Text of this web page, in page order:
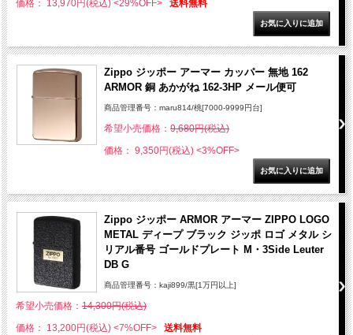
価格： 13,970円(税込) <29%OFF> 送料無料
Zippo ジッポー アーマー カッパー 無地 162
ARMOR 銅 あかがね 162-3HP メール便可
商品管理番号：maru814/桃[7000-9999円台]
希望小売価格： 9,680円(税込)
価格： 9,350円(税込) <3%OFF>
Zippo ジッポー ARMOR アーマー ZIPPO LOGO
METAL ディープ ブラック ジッポ ロゴ メタル シ
リアル番号 ゴールドプレート M・3Side Leuter
DB G
商品管理番号：kaji899/黒[1万円以上]
希望小売価格： 14,300円(税込)
価格： 13,200円(税込) <7%OFF> 送料無料